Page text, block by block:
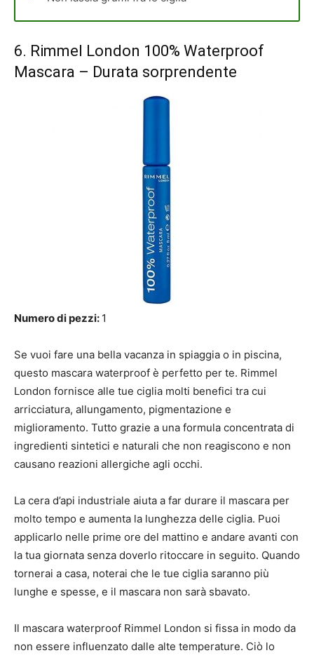
6. Rimmel London 100% Waterproof
Mascara – Durata sorprendente
Numero di pezzi: 1
Se vuoi fare una bella vacanza in spiaggia o in piscina,
questo mascara waterproof è perfetto per te. Rimmel
London fornisce alle tue ciglia molti benefici tra cui
arricciatura, allungamento, pigmentazione e
miglioramento. Tutto grazie a una formula concentrata di
ingredienti sintetici e naturali che non reagiscono e non
causano reazioni allergiche agli occhi.
La cera d’api industriale aiuta a far durare il mascara per
molto tempo e aumenta la lunghezza delle ciglia. Puoi
applicarlo nelle prime ore del mattino e andare avanti con
la tua giornata senza doverlo ritoccare in seguito. Quando
tornerai a casa, noterai che le tue ciglia saranno più
lunghe e spesse, e il mascara non sarà sbavato.
Il mascara waterproof Rimmel London si fissa in modo da
non essere influenzato dalle alte temperature. Ciò lo